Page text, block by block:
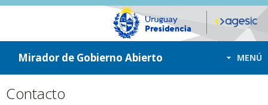
ir a contenido
ir al menú
Mirador de Gobierno Abierto MENÚ
Contacto